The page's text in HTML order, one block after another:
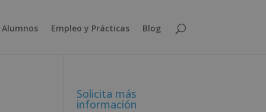
Empleo y Prácticas Blog
Solicita más
información